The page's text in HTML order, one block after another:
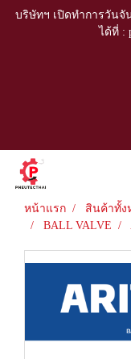
บริษัทฯ เปิดทำการวันจั
ได้ที่ :
หน้าแรก สินค้าทั้ง
BALL VALVE